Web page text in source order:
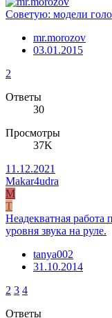
Советую: модели
mr.morozov
03.01.2015
2
Ответы
30
Просмотры
37K
11.12.2021
Makar4udra
M
T
Неадекватная работа
уровня звука на руле.
tanya002
31.10.2014
2 3 4
Ответы